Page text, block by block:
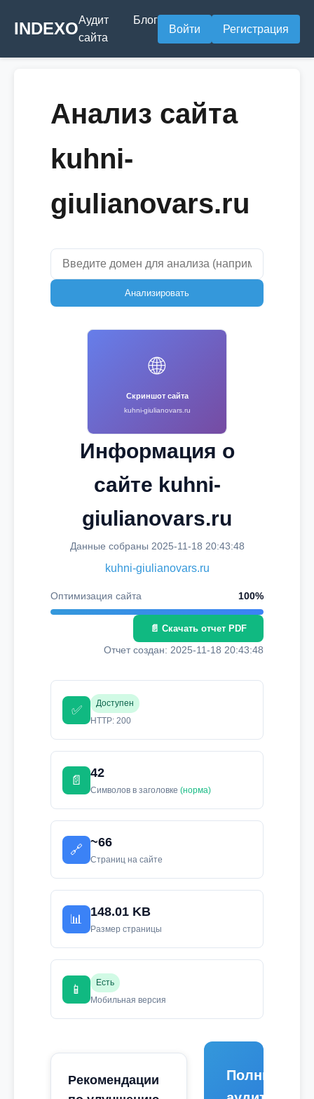
INDEXOАудит
сайта
Блог
Войти Регистрация
Анализ сайта
kuhni-
giulianovars.ru
Анализировать
🌐
Скриншот сайта
kuhni-giulianovars.ru
Информация о
сайте kuhni-
giulianovars.ru
Данные собраны 2025-11-18 20:43:48
kuhni-giulianovars.ru
Оптимизация сайта 100%
📄 Скачать отчет PDF
Отчет создан: 2025-11-18 20:43:48
✅
Доступен
HTTP: 200
📄
42
Символов в заголовке (норма)
🔗
~66
Страниц на сайте
📊
148.01 KB
Размер страницы
📱
Есть
Мобильная версия
Рекомендации
Полный